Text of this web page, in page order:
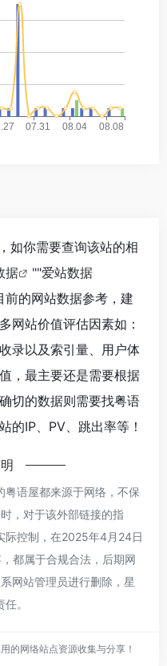
如你需要查询该站的相
据 ""爱站数据
前的网站数据参考，建
网站价值评估因素如：
录以及索引量、用户体
，最主要还是需要根据
切的数据则需要找粤语
的IP、PV、跳出率等！
语屋都来源于网络，不保
，对于该外部链接的指
际控制，在2025年4月24日
都属于合规合法，后期网
网站管理员进行删除，星
。
的网络站点资源收集与分享！